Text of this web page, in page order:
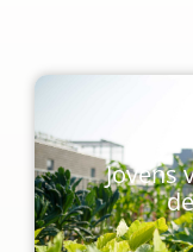
Jovens